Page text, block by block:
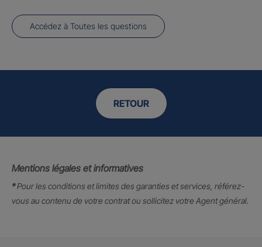
Accédez à Toutes les questions
RETOUR
Mentions légales et informatives
*Pour les conditions et limites des garanties et services, référez-
vous au contenu de votre contrat ou sollicitez votre Agent général.